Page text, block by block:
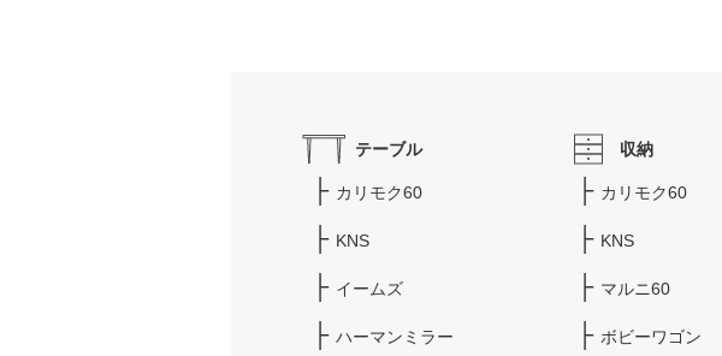
テーブル
カリモク60
KNS
イームズ
ハーマンミラー
収納
カリモク60
KNS
マルニ60
ボビーワゴン